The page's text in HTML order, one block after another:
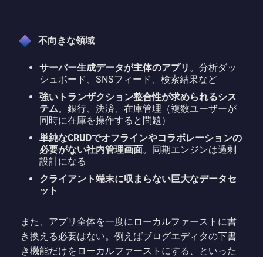
不向きな領域
サーバー生成データが主体のアプリ 。分析ダッ
シュボード、SNSフィード、検索結果など
強いトランザクション整合性が求められるシス
テム。銀行、決済、在庫管理（複数ユーザーが
同時に在庫を操作すると問題）
単純なCRUDでオフラインやコラボレーションの
必要がない社内管理画面。同期エンジンは過剰
設計になる
クライアント端末に収まらない巨大なデータセ
ット
また、アプリ全体を一度にローカルファーストに書
き換える必要はない。例えばブログエディタの下書
き機能だけをローカルファーストにする、といった